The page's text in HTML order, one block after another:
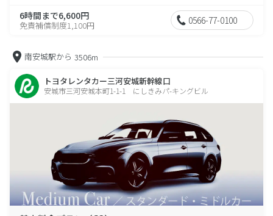
6時間まで6,600円
免責補償制度1,100円 0566-77-0100
南安城駅から 3506m
トヨタレンタカー三河安城新幹線口
安城市三河安城本町1-1-1 にしきみパ-キングビル